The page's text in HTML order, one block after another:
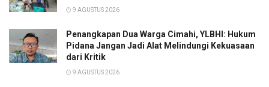
9 AGUSTUS 2026
Penangkapan Dua Warga Cimahi, YLBHI: Hukum
Pidana Jangan Jadi Alat Melindungi Kekuasaan
dari Kritik
9 AGUSTUS 2026